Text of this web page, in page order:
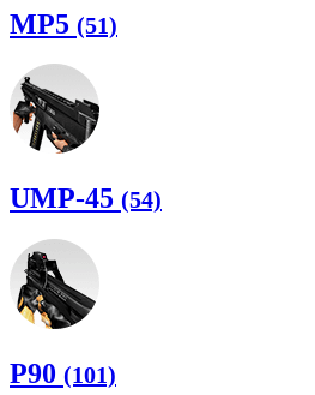
MP5 (51)
UMP-45 (54)
P90 (101)